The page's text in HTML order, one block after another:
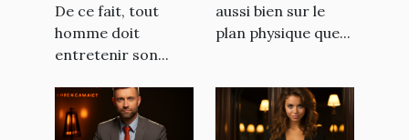
De ce fait, tout
homme doit
entretenir son...
aussi bien sur le
plan physique que...